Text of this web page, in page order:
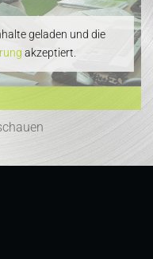
geladen und die
akzeptiert.